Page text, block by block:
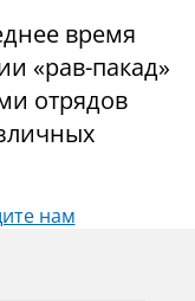
время
«рав-пакад»
отрядов
нам